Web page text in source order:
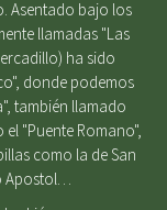
Asentado bajo los
llamadas "Las
ha sido
donde podemos
también llamado
"Puente Romano",
como la de San